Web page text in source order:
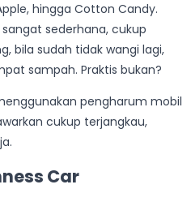
hingga Cotton Candy.
sederhana, cukup
bila sudah tidak wangi lagi,
sampah. Praktis bukan?
pengharum mobil
cukup terjangkau,
Car